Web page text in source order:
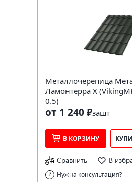
Металлочерепица
Ламонтерра X
0.5)
от 1 240 ₽зашт
В КОРЗИНУ
Сравнить В
Нужна консультация?